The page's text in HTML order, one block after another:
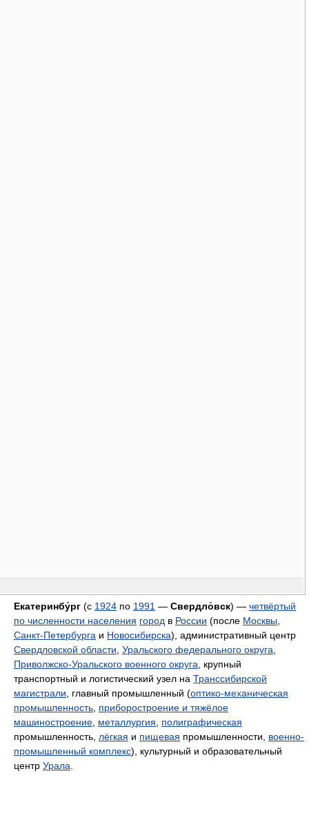
Екатеринбу́рг (с 1924 по 1991 — Свердло́вск) — четвёртый
по численности населения город в России (после Москвы
Санкт-Петербурга и Новосибирска), административный центр
Свердловской области Уральского федерального округа
Приволжско-Уральского военного округа , крупный
транспортный и логистический узел на Транссибирской
магистрали , главный промышленный (оптико-механическая
промышленность приборостроение и тяжёлое
машиностроение металлургия
полиграфическая
промышленность, лёгкая и пищевая промышленности, военно-
промышленный комплекс), культурный и образовательный
центр Урала